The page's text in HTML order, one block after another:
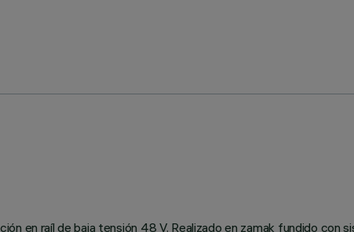
en raíl de baja tensión 48 V. Realizado en zamak fundido